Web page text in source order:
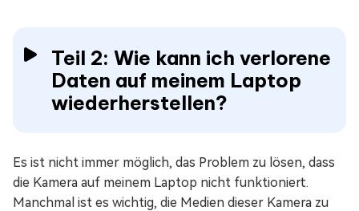
Teil 2: Wie kann ich verlorene
Daten auf meinem Laptop
wiederherstellen?
Es ist nicht immer möglich, das Problem zu lösen, dass
die Kamera auf meinem Laptop nicht funktioniert.
Manchmal ist es wichtig, die Medien dieser Kamera zu